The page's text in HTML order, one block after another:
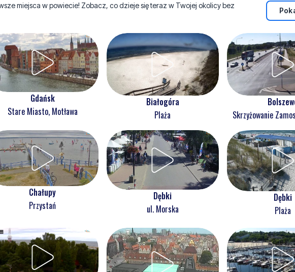
miejsca w powiecie! Zobacz, co dzieje się teraz w Twojej okolicy bez
Gdańsk
Stare Miasto, Motława
Białogóra
Plaża
Skrzyżowanie
Chałupy
Przystań
Dębki
ul. Morska
Dębki
Plaża